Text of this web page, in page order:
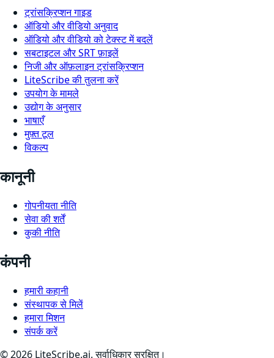
ट्रांसक्रिप्शन गाइड
ऑडियो और वीडियो अनुवाद
ऑडियो और वीडियो को टेक्स्ट में बदलें
सबटाइटल और SRT फ़ाइलें
निजी और ऑफ़लाइन ट्रांसक्रिप्शन
LiteScribe की तुलना करें
उपयोग के मामले
उद्योग के अनुसार
भाषाएँ
मुफ़्त टूल
विकल्प
कानूनी
गोपनीयता नीति
सेवा की शर्तें
कुकी नीति
कंपनी
हमारी कहानी
संस्थापक से मिलें
हमारा मिशन
संपर्क करें
©2026 LiteScribe.ai. सर्वाधिकार सुरक्षित।